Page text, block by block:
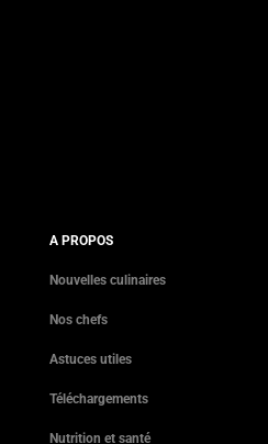
A PROPOS
Nouvelles culinaires
Nos chefs
Astuces utiles
Téléchargements
Nutrition et santé